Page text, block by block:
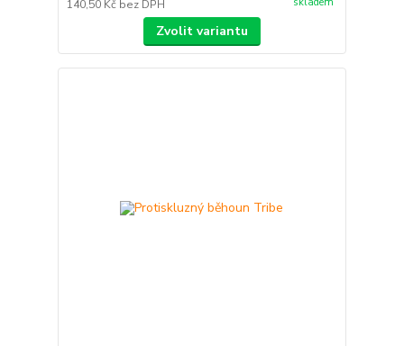
140,50 Kč bez DPH
Zvolit variantu